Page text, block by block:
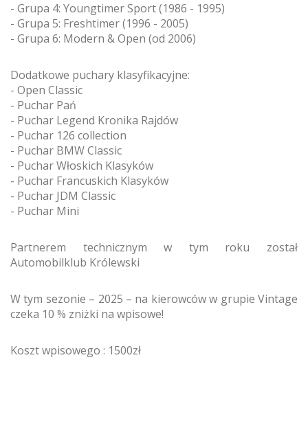
- Grupa 4: Youngtimer Sport (1986 - 1995)
- Grupa 5: Freshtimer (1996 - 2005)
- Grupa 6: Modern & Open (od 2006)
Dodatkowe puchary klasyfikacyjne:
- Open Classic
- Puchar Pań
- Puchar Legend Kronika Rajdów
- Puchar 126 collection
- Puchar BMW Classic
- Puchar Włoskich Klasyków
- Puchar Francuskich Klasyków
- Puchar JDM Classic
- Puchar Mini
Partnerem technicznym w tym roku został
Automobilklub Królewski
W tym sezonie – 2025 – na kierowców w grupie Vintage
czeka 10 % zniżki na wpisowe!
Koszt wpisowego : 1500zł